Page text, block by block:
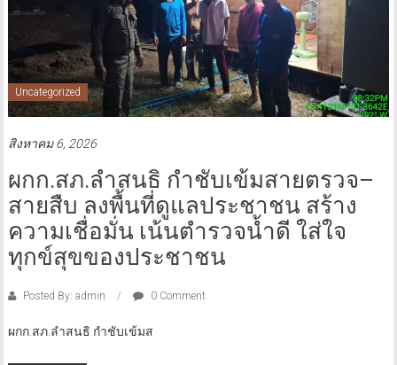
Uncategorized
สิงหาคม 6, 2026
ผกก.สภ.ลำสนธิ กำชับเข้มสายตรวจ–
สายสืบ ลงพื้นที่ดูแลประชาชน สร้าง
ความเชื่อมั่น เน้นตำรวจน้ำดี ใส่ใจ
ทุกข์สุขของประชาชน
Posted By: admin 0 Comment
ผกก.สภ.ลำสนธิ กำชับเข้มส